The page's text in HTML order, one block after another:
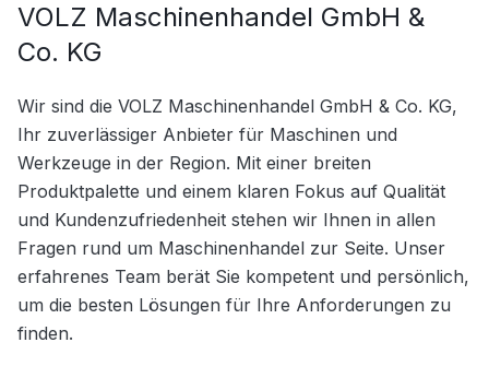
VOLZ Maschinenhandel GmbH &
Co. KG
Wir sind die VOLZ Maschinenhandel GmbH & Co. KG,
Ihr zuverlässiger Anbieter für Maschinen und
Werkzeuge in der Region. Mit einer breiten
Produktpalette und einem klaren Fokus auf Qualität
und Kundenzufriedenheit stehen wir Ihnen in allen
Fragen rund um Maschinenhandel zur Seite. Unser
erfahrenes Team berät Sie kompetent und persönlich,
um die besten Lösungen für Ihre Anforderungen zu
finden.